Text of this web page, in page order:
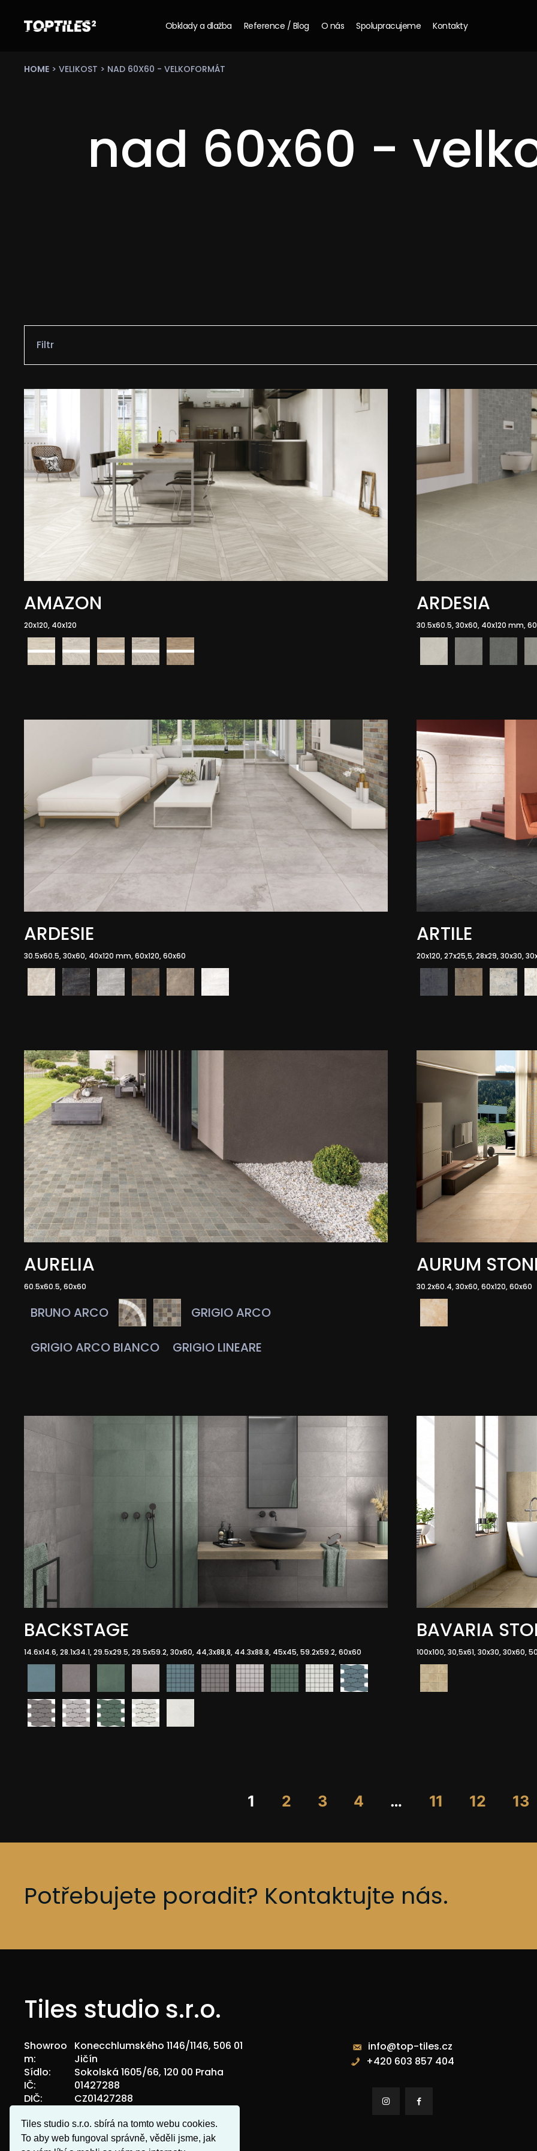
Tiles studio s.r.o. sbírá na tomto webu cookies.
To aby web fungoval správně, věděli jsme, jak
s.r.o.
Obklady a dlažba Reference / Blog O nás Spolupracujeme Kontakty
HOME > VELIKOST > NAD 60X60 - VELKOFORMÁT
nad 60x60 -
Filtr
AMAZON
20x120, 40x120
ARDESIA
30.5x60.5, 30x60, 40x120 mm,
ARDESIE
30.5x60.5, 30x60, 40x120 mm, 60x120, 60x60
ARTILE
20x120, 27x25,5, 28x29, 30x30,
AURELIA
60.5x60.5, 60x60
BRUNO ARCO GRIGIO ARCO
GRIGIO ARCO BIANCO GRIGIO LINEARE
AURUM
30.2x60.4, 30x60, 60x120, 60x60
BACKSTAGE
14.6x14.6, 28.1x34.1, 29.5x29.5, 29.5x59.2, 30x60, 44,3x88,8, 44.3x88.8, 45x45, 59.2x59.2, 60x60
BAVARIA
100x100, 30,5x61, 30x30, 30x60,
1 2 3 4 … 11 12 13
Potřebujete poradit? Kontaktujte nás.
Tiles studio s.r.o.
Showroo
m:
Konecchlumského 1146/1146, 506 01
Jičín
Sídlo:
Sokolská 1605/66, 120 00 Praha
IČ:
01427288
DIČ:
CZ01427288
OR Městský soud v Praze oddíl C vložka
206491.
info@top-tiles.cz
+420 603 857 404
 